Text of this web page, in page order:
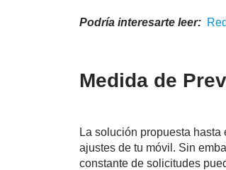
Podría interesarte leer:
Medida de
La solución propuesta
ajustes de tu móvil. Sin
constante de solicitudes